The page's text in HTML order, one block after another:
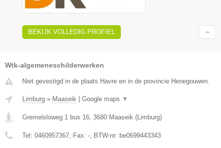
BEKIJK VOLLEDIG PROFIEL
Wtk-algemeneschilderwerken
Niet gevestigd in de plaats Havre en in de provincie Henegouwen.
Limburg » Maaseik | Google maps ▼
Gremelsloweg 1 bus 16 3680 Maaseik (Limburg)
Tel: 0460957367 , Fax: - , BTW-nr: be0699443343